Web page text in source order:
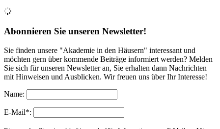
Abonnieren Sie unseren Newsletter!
Sie finden unsere "Akademie in den Häusern" interessant und
möchten gern über kommende Beiträge informiert werden? Melden
Sie sich für unseren Newsletter an, Sie erhalten dann Nachrichten
mit Hinweisen und Ausblicken. Wir freuen uns über Ihr Interesse!
Name:
E-Mail*: